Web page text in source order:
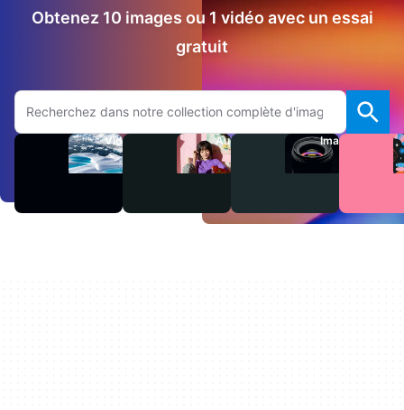
Obtenez 10 images ou 1 vidéo avec un essai
gratuit
Rechercher sur le site Adobe.com
Vidéos Audio Images